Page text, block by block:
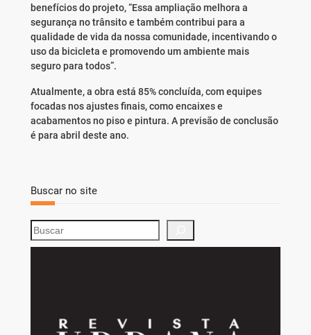
benefícios do projeto, “Essa ampliação melhora a
segurança no trânsito e também contribui para a
qualidade de vida da nossa comunidade, incentivando o
uso da bicicleta e promovendo um ambiente mais
seguro para todos”.
Atualmente, a obra está 85% concluída, com equipes
focadas nos ajustes finais, como encaixes e
acabamentos no piso e pintura. A previsão de conclusão
é para abril deste ano.
Buscar no site
S
e